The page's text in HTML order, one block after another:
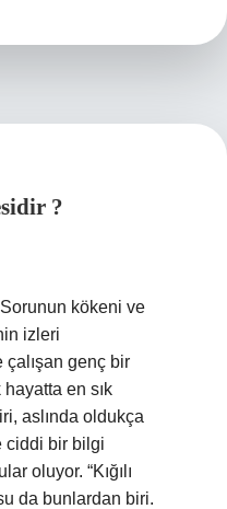
?
Sorunun kökeni ve
izleri
çalışan genç bir
hayatta en sık
aslında oldukça
ciddi bir bilgi
oluyor. “Kığılı
da bunlardan biri.